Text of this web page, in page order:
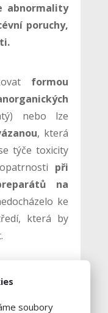
abnormality
poruchy,
formou
nebo lze
, která
týče toxicity
při
na
ke
která by
soubory